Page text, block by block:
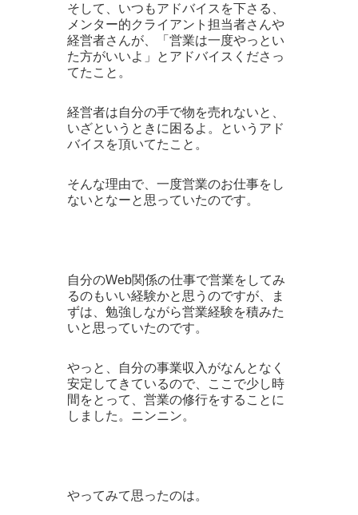
そして、いつもアドバイスを下さる、
メンター的クライアント担当者さんや
経営者さんが、「営業は一度やっとい
た方がいいよ」とアドバイスくださっ
てたこと。
経営者は自分の手で物を売れないと、
いざというときに困るよ。というアド
バイスを頂いてたこと。
そんな理由で、一度営業のお仕事をし
ないとなーと思っていたのです。
自分のWeb関係の仕事で営業をしてみ
るのもいい経験かと思うのですが、ま
ずは、勉強しながら営業経験を積みた
いと思っていたのです。
やっと、自分の事業収入がなんとなく
安定してきているので、ここで少し時
間をとって、営業の修行をすることに
しました。ニンニン。
やってみて思ったのは。